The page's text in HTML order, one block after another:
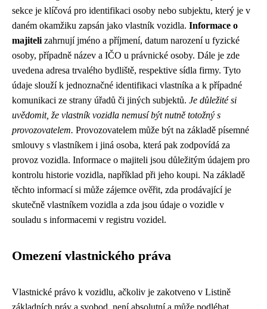
sekce je klíčová pro identifikaci osoby nebo subjektu, který je v
daném okamžiku zapsán jako vlastník vozidla. Informace o
majiteli zahrnují jméno a příjmení, datum narození u fyzické
osoby, případně název a IČO u právnické osoby. Dále je zde
uvedena adresa trvalého bydliště, respektive sídla firmy. Tyto
údaje slouží k jednoznačné identifikaci vlastníka a k případné
komunikaci ze strany úřadů či jiných subjektů. Je důležité si
uvědomit, že vlastník vozidla nemusí být nutně totožný s
provozovatelem. Provozovatelem může být na základě písemné
smlouvy s vlastníkem i jiná osoba, která pak zodpovídá za
provoz vozidla. Informace o majiteli jsou důležitým údajem pro
kontrolu historie vozidla, například při jeho koupi. Na základě
těchto informací si může zájemce ověřit, zda prodávající je
skutečně vlastníkem vozidla a zda jsou údaje o vozidle v
souladu s informacemi v registru vozidel.
Omezení vlastnického práva
Vlastnické právo k vozidlu, ačkoliv je zakotveno v Listině
základních práv a svobod, není absolutní a může podléhat